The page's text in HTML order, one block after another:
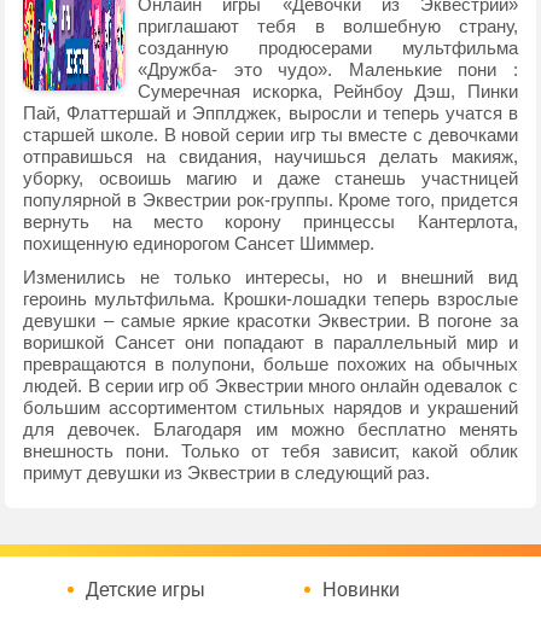
Онлайн игры «Девочки из Эквестрии»
приглашают тебя в волшебную страну,
созданную продюсерами мультфильма
«Дружба- это чудо». Маленькие пони :
Сумеречная искорка, Рейнбоу Дэш, Пинки
Пай, Флаттершай и Эпплджек, выросли и теперь учатся в
старшей школе. В новой серии игр ты вместе с девочками
отправишься на свидания, научишься делать макияж,
уборку, освоишь магию и даже станешь участницей
популярной в Эквестрии рок-группы. Кроме того, придется
вернуть на место корону принцессы Кантерлота,
похищенную единорогом Сансет Шиммер.
Изменились не только интересы, но и внешний вид
героинь мультфильма. Крошки-лошадки теперь взрослые
девушки – самые яркие красотки Эквестрии. В погоне за
воришкой Сансет они попадают в параллельный мир и
превращаются в полупони, больше похожих на обычных
людей. В серии игр об Эквестрии много онлайн одевалок с
большим ассортиментом стильных нарядов и украшений
для девочек. Благодаря им можно бесплатно менять
внешность пони. Только от тебя зависит, какой облик
примут девушки из Эквестрии в следующий раз.
Детские игры
Новинки